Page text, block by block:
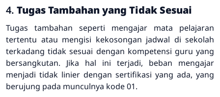
4. Tugas Tambahan yang Tidak Sesuai
Tugas tambahan seperti mengajar mata pelajaran
tertentu atau mengisi kekosongan jadwal di sekolah
terkadang tidak sesuai dengan kompetensi guru yang
bersangkutan. Jika hal ini terjadi, beban mengajar
menjadi tidak linier dengan sertifikasi yang ada, yang
berujung pada munculnya kode 01.